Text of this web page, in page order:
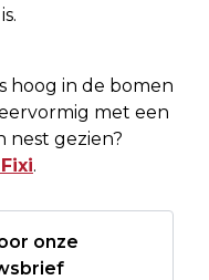
hoog in de bomen
met een
nest gezien?
.
onze